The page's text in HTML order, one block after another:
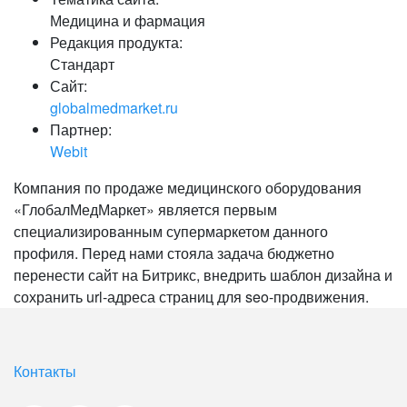
Медицина и фармация
Редакция продукта:
Стандарт
Сайт:
globalmedmarket.ru
Партнер:
Webit
Компания по продаже медицинского оборудования
«ГлобалМедМаркет» является первым
специализированным супермаркетом данного
профиля. Перед нами стояла задача бюджетно
перенести сайт на Битрикс, внедрить шаблон дизайна и
сохранить url-адреса страниц для seo-продвижения.
Контакты